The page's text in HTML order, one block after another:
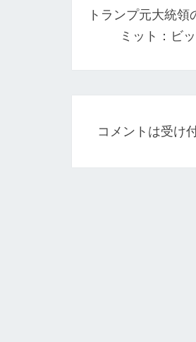
ナ
ゲ
ー
ン
トランプ元大統
ミット：ビ
コメントは受け